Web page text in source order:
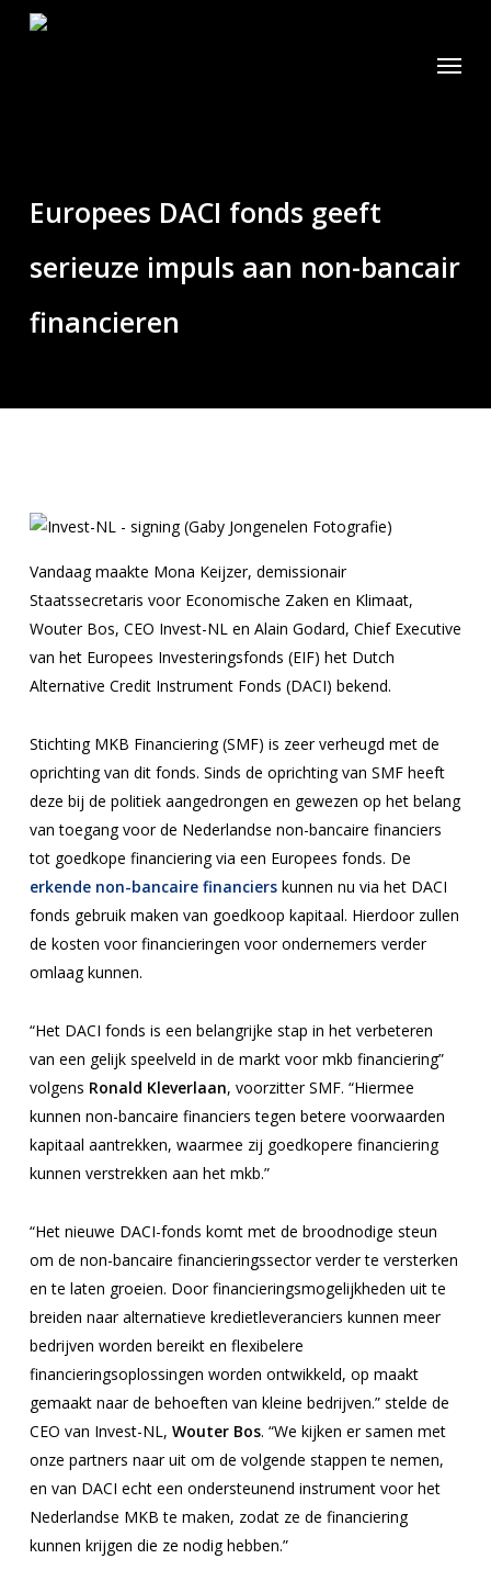
Menu
Europees DACI fonds geeft
serieuze impuls aan non-bancair
financieren
Vandaag maakte Mona Keijzer, demissionair
Staatssecretaris voor Economische Zaken en Klimaat,
Wouter Bos, CEO Invest-NL en Alain Godard, Chief Executive
van het Europees Investeringsfonds (EIF) het Dutch
Alternative Credit Instrument Fonds (DACI) bekend.
Stichting MKB Financiering (SMF) is zeer verheugd met de
oprichting van dit fonds. Sinds de oprichting van SMF heeft
deze bij de politiek aangedrongen en gewezen op het belang
van toegang voor de Nederlandse non-bancaire financiers
tot goedkope financiering via een Europees fonds. De
erkende non-bancaire financierskunnen nu via het DACI
fonds gebruik maken van goedkoop kapitaal. Hierdoor zullen
de kosten voor financieringen voor ondernemers verder
omlaag kunnen.
“Het DACI fonds is een belangrijke stap in het verbeteren
van een gelijk speelveld in de markt voor mkb financiering”
volgens Ronald Kleverlaan, voorzitter SMF. “Hiermee
kunnen non-bancaire financiers tegen betere voorwaarden
kapitaal aantrekken, waarmee zij goedkopere financiering
kunnen verstrekken aan het mkb.”
“Het nieuwe DACI-fonds komt met de broodnodige steun
om de non-bancaire financieringssector verder te versterken
en te laten groeien. Door financieringsmogelijkheden uit te
breiden naar alternatieve kredietleveranciers kunnen meer
bedrijven worden bereikt en flexibelere
financieringsoplossingen worden ontwikkeld, op maakt
gemaakt naar de behoeften van kleine bedrijven.” stelde de
CEO van Invest-NL, Wouter Bos. “We kijken er samen met
onze partners naar uit om de volgende stappen te nemen,
en van DACI echt een ondersteunend instrument voor het
Nederlandse MKB te maken, zodat ze de financiering
kunnen krijgen die ze nodig hebben.”